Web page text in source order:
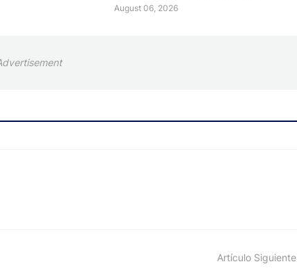
August 06, 2026
Artículo Siguiente